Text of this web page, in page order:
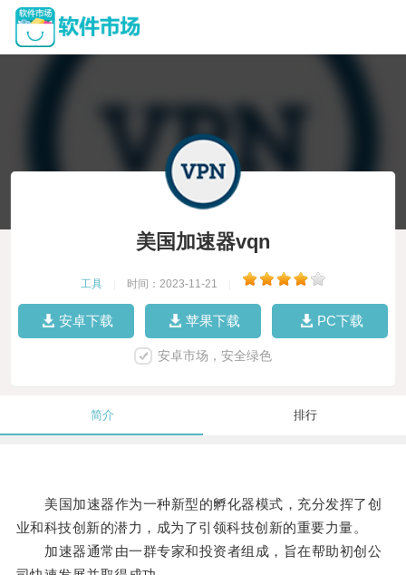
美国加速器vqn
工具 时间：2023-11-21
安卓下载 苹果下载 PC下载
安卓市场，安全绿色
简介 排行
美国加速器作为一种新型的孵化器模式，充分发挥了创
业和科技创新的潜力，成为了引领科技创新的重要力量。
加速器通常由一群专家和投资者组成，旨在帮助初创公